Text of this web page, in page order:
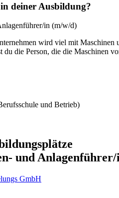
deiner Ausbildung?
wird viel mit Maschinen
du die Person, die die Maschinen
und Betrieb)
und